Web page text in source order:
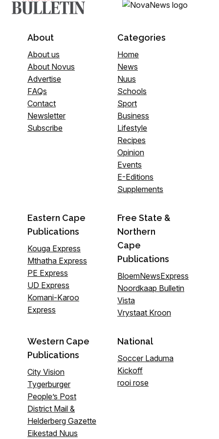
About
About us
About Novus
Advertise
FAQs
Contact
Newsletter
Subscribe
Categories
Home
News
Nuus
Schools
Sport
Business
Lifestyle
Recipes
Opinion
Events
E-Editions
Supplements
Eastern Cape
Publications
Kouga Express
Mthatha Express
PE Express
UD Express
Komani-Karoo
Express
Free State &
Northern
Cape
Publications
BloemNewsExpress
Noordkaap Bulletin
Vista
Vrystaat Kroon
Western Cape
Publications
City Vision
Tygerburger
People’s Post
District Mail &
Helderberg Gazette
Eikestad Nuus
National
Soccer Laduma
Kickoff
rooi rose